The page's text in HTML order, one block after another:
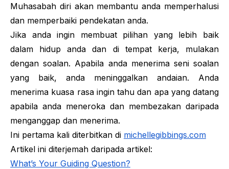
Muhasabah diri akan membantu anda memperhalusi
dan memperbaiki pendekatan anda.
Jika anda ingin membuat pilihan yang lebih baik
dalam hidup anda dan di tempat kerja, mulakan
dengan soalan. Apabila anda menerima seni soalan
yang baik, anda meninggalkan andaian. Anda
menerima kuasa rasa ingin tahu dan apa yang datang
apabila anda meneroka dan membezakan daripada
menganggap dan menerima.
Ini pertama kali diterbitkan di michellegibbings.com
Artikel ini diterjemah daripada artikel:
What’s Your Guiding Question?